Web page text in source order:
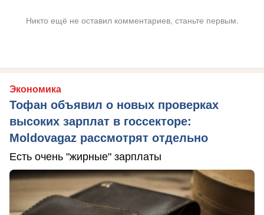
Никто ещё не оставил комментариев, станьте первым.
Экономика
Тофан объявил о новых проверках
высоких зарплат в госсекторе:
Moldovagaz рассмотрят отдельно
Есть очень "жирные" зарплаты